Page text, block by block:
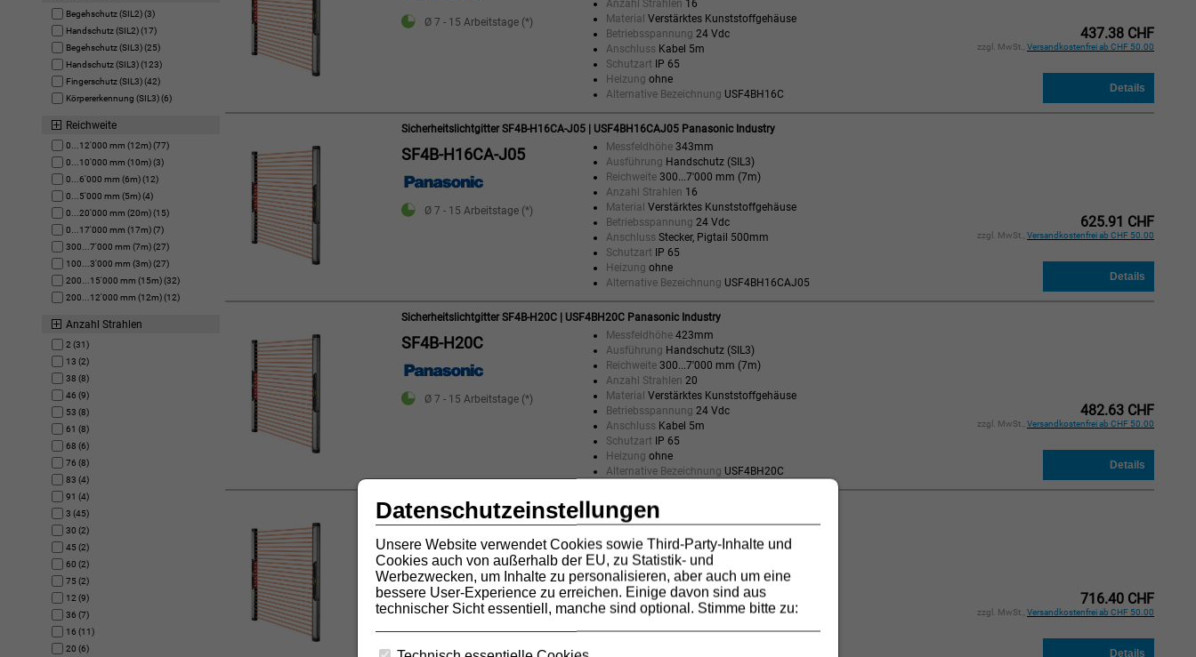
Begehschutz (SIL2) (3)
Handschutz (SIL2) (17)
Begehschutz (SIL3) (25)
Handschutz (SIL3) (123)
Fingerschutz (SIL3) (42)
Körpererkennung (SIL3) (6)
Reichweite
0...12'000 mm (12m) (77)
0...10'000 mm (10m) (3)
0...6'000 mm (6m) (12)
0...5'000 mm (5m) (4)
0...20'000 mm (20m) (15)
0...17'000 mm (17m) (7)
300...7'000 mm (7m) (27)
100...3'000 mm (3m) (27)
200...15'000 mm (15m) (32)
200...12'000 mm (12m) (12)
Anzahl Strahlen
2 (31)
13 (2)
38 (8)
46 (9)
53 (8)
61 (8)
68 (6)
76 (8)
83 (4)
91 (4)
3 (45)
30 (2)
45 (2)
60 (2)
75 (2)
12 (9)
36 (7)
16 (11)
20 (6)
Ø 7 - 15 Arbeitstage (*)
Anzahl Strahlen 16
Material Verstärktes Kunststoffgehäuse
Betriebsspannung 24 Vdc
Anschluss Kabel 5m
Schutzart
IP 65
Heizung ohne
Alternative Bezeichnung USF4BH16C
437.38 CHF
zzgl. MwSt., Versandkostenfrei ab CHF 50.00
Sicherheitslichtgitter SF4B-H16CA-J05 | USF4BH16CAJ05 Panasonic Industry
SF4B-H16CA-J05
Ø 7 - 15 Arbeitstage (*)
Messfeldhöhe 343mm
Ausführung Handschutz (SIL3)
Reichweite 300...7'000 mm (7m)
Anzahl Strahlen 16
Material Verstärktes Kunststoffgehäuse
Betriebsspannung 24 Vdc
Anschluss Stecker, Pigtail 500mm
Schutzart
IP 65
Heizung ohne
Alternative Bezeichnung USF4BH16CAJ05
625.91 CHF
zzgl. MwSt., Versandkostenfrei ab CHF 50.00
Sicherheitslichtgitter SF4B-H20C | USF4BH20C Panasonic Industry
SF4B-H20C
Ø 7 - 15 Arbeitstage (*)
Messfeldhöhe 423mm
Ausführung Handschutz (SIL3)
Reichweite 300...7'000 mm (7m)
Anzahl Strahlen 20
Material Verstärktes Kunststoffgehäuse
Betriebsspannung 24 Vdc
Anschluss Kabel 5m
Schutzart
IP 65
Heizung ohne
Alternative Bezeichnung USF4BH20C
482.63 CHF
zzgl. MwSt., Versandkostenfrei ab CHF 50.00
Sicherheitslichtgitter SF4B-H20CA-J05 | USF4BH20CAJ05 Panasonic Industry
SF4B-H20CA-J05
Ø 7 - 15 Arbeitstage (*)
Messfeldhöhe 423mm
Ausführung Handschutz (SIL3)
Reichweite 300...7'000 mm (7m)
Anzahl Strahlen
20
Material Verstärktes Kunststoffgehäuse
Betriebsspannung 24 Vdc
Anschluss Stecker, Pigtail 500mm
Schutzart IP 65
716.40 CHF
zzgl. MwSt., Versandkostenfrei ab CHF 50.00
Datenschutzeinstellungen
Unsere Website verwendet Cookies sowie Third-Party-Inhalte und
Cookies auch von außerhalb der EU, zu Statistik- und
Werbezwecken, um Inhalte zu personalisieren, aber auch um eine
bessere User-Experience zu erreichen. Einige davon sind aus
technischer Sicht essentiell, manche sind optional. Stimme bitte zu: